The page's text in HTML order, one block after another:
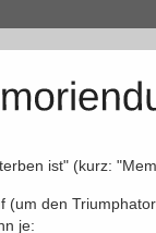
ist" (kurz:
(um den
je: